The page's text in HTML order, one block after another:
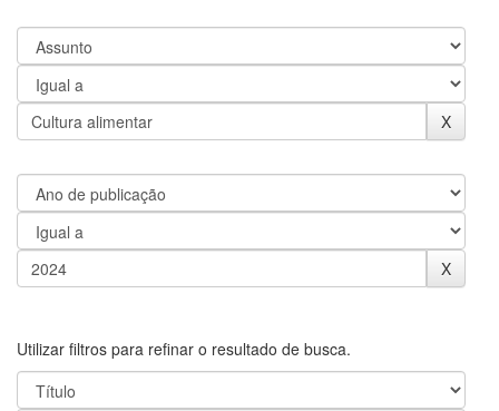
Utilizar filtros para refinar o resultado de busca.